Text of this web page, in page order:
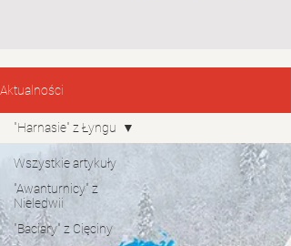
Aktualności
Wszystkie artykuły
"Awanturnicy" z
Nieledwii
"Baciary" z Cięciny
"Harnasie" z Łyngu